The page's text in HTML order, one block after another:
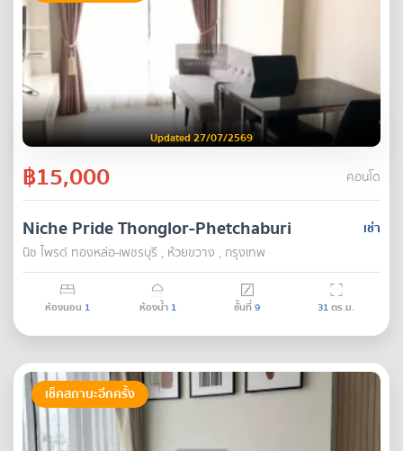
Updated 27/07/2569
฿15,000 คอนโด
เช่า
Niche Pride Thonglor-Phetchaburi
นิช ไพรด์ ทองหล่อ-เพชรบุรี , ห้วยขวาง , กรุงเทพ
ห้องนอน 1 ห้องน้ำ 1 ชั้นที่9 31ตร.ม.
เช็คสถานะอีกครั้ง